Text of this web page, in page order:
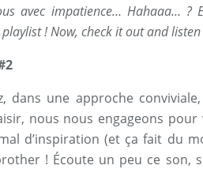
avec impatience… Hahaaa… ?
playlist ! Now, check it out and
dans une approche
nous nous engageons
d’inspiration (et ça fait du
! Écoute un peu ce son,